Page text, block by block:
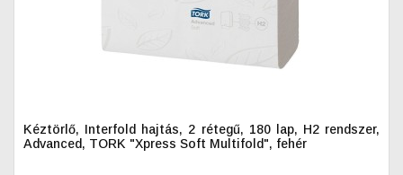
Kéztörlő, Interfold hajtás, 2 rétegű, 180 lap, H2 rendszer,
Advanced, TORK "Xpress Soft Multifold", fehér